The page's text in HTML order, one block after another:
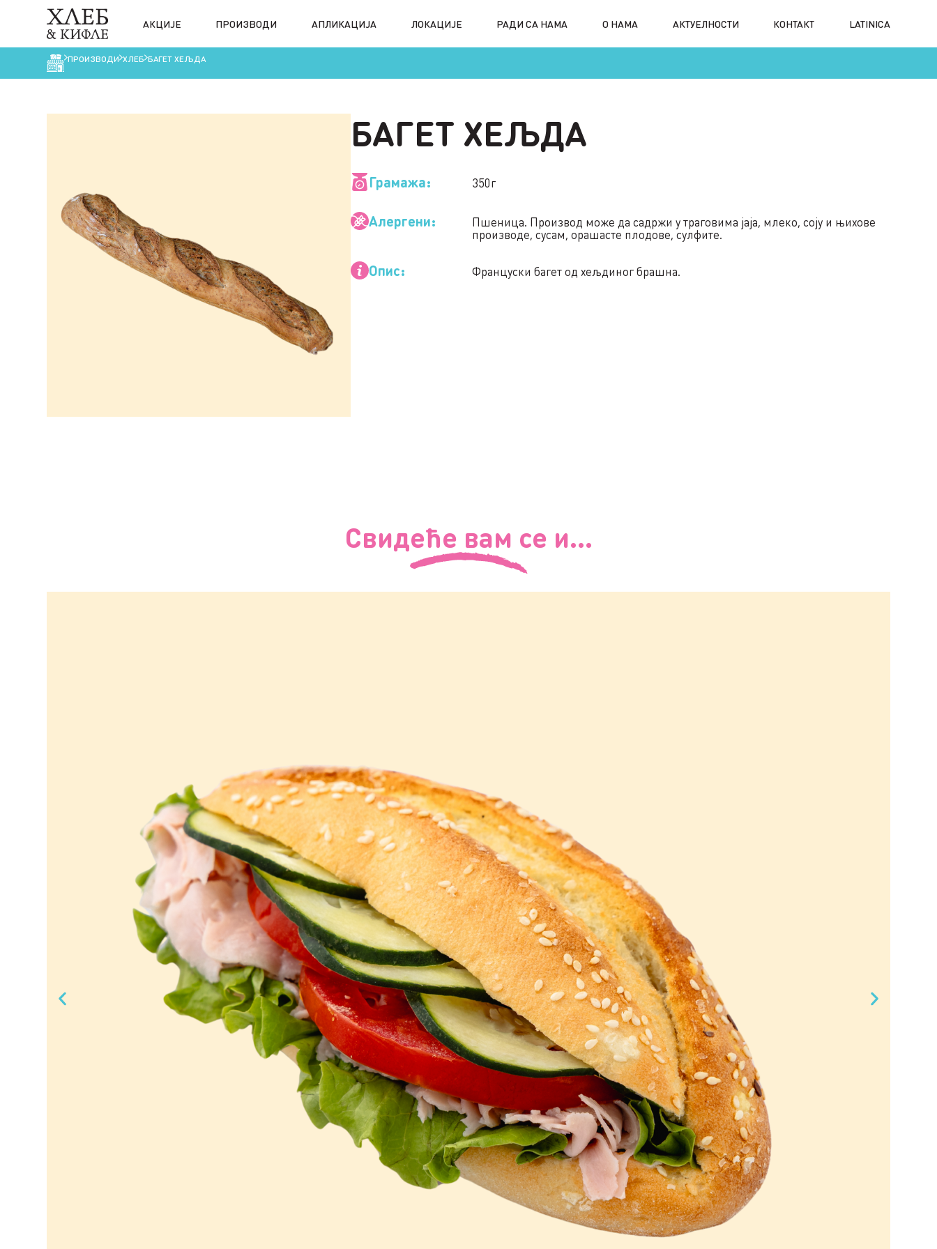
АКЦИЈЕ ПРОИЗВОДИ АПЛИКАЦИЈА ЛОКАЦИЈЕ РАДИ СА НАМА О НАМА АКТУЕЛНОСТИ КОНТАКТ LATINICA
ПРОИЗВОДИ ХЛЕБ БАГЕТ ХЕЉДА
БАГЕТ ХЕЉДА
Грамажа: 350г
Алергени:
Пшеница. Производ може да садржи у траговима јаја, млеко, соју и њихове
производе, сусам, орашасте плодове, сулфите.
Опис: Француски багет од хељдиног брашна.
Свидеће вам се и...